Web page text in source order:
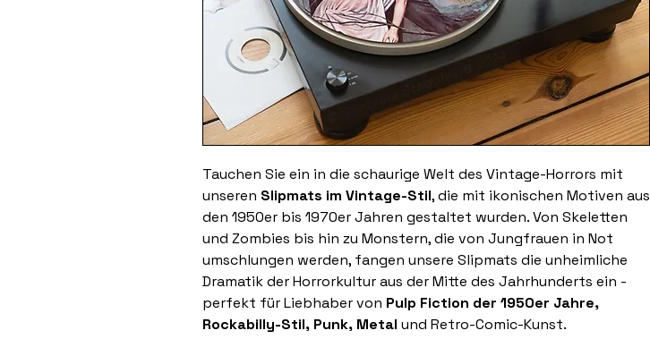
Tauchen Sie ein in die schaurige Welt des Vintage-Horrors mit
unseren Slipmats im Vintage-Stil, die mit ikonischen Motiven aus
den 1950er bis 1970er Jahren gestaltet wurden. Von Skeletten
und Zombies bis hin zu Monstern, die von Jungfrauen in Not
umschlungen werden, fangen unsere Slipmats die unheimliche
Dramatik der Horrorkultur aus der Mitte des Jahrhunderts ein -
perfekt für Liebhaber von Pulp Fiction der 1950er Jahre,
Rockabilly-Stil, Punk, Metal und Retro-Comic-Kunst.